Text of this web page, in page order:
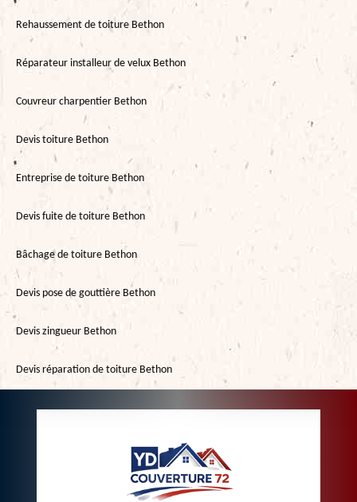
Rehaussement de toiture Bethon
Réparateur installeur de velux Bethon
Couvreur charpentier Bethon
Devis toiture Bethon
Entreprise de toiture Bethon
Devis fuite de toiture Bethon
Bâchage de toiture Bethon
Devis pose de gouttière Bethon
Devis zingueur Bethon
Devis réparation de toiture Bethon